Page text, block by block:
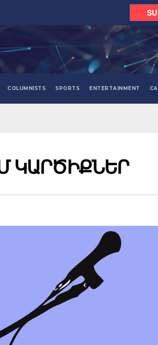
COLUMNISTS SPORTS ENTERTAINMENT
ԿԱՐԾԻՔՆԵՐ